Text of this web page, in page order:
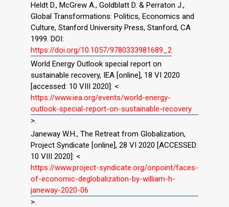
Heldt D., McGrew A., Goldblatt D. & Perraton J.,
Global Transformations: Politics, Economics and
Culture, Stanford University Press, Stanford, CA
1999. DOI:
https://doi.org/10.1057/9780333981689_2
World Energy Outlook special report on
sustainable recovery, IEA [online], 18 VI 2020
[accessed: 10 VIII 2020]: <
https://www.iea.org/events/world-energy-
outlook-special-report-on-sustainable-recovery
>.
Janeway W.H., The Retreat from Globalization,
Project Syndicate [online], 28 VI 2020 [ACCESSED:
10 VIII 2020]: <
https://www.project-syndicate.org/onpoint/faces-
of-economic-deglobalization-by-william-h-
janeway-2020-06
>.